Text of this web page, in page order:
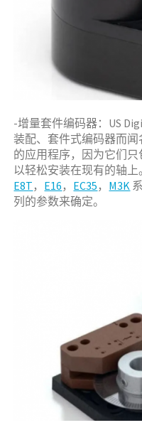
-增量套件编码器：US
装配、套件式编码器而
的应用程序，因为它们
以轻松安装在现有的轴上
E8T ， E16 ， EC35 ， M3K
列的参数来确定。